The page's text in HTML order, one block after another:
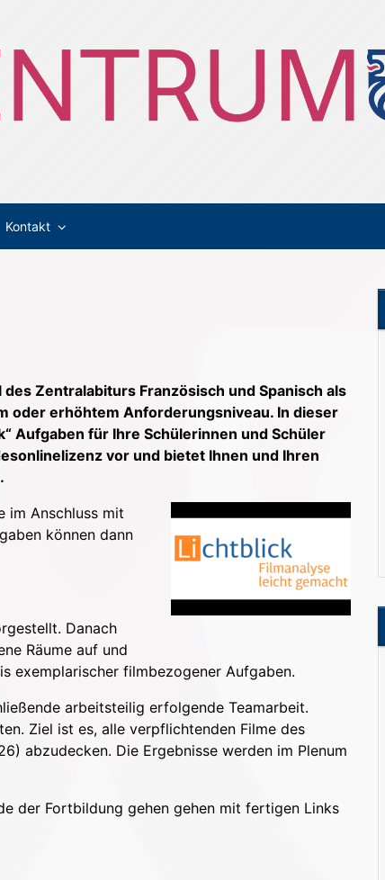
Kontakt
Zentralabiturs Französisch und Spanisch als
oder erhöhtem Anforderungsniveau. In dieser
Aufgaben für Ihre Schülerinnen und Schüler
vor und bietet Ihnen und Ihren
im Anschluss mit
können dann
Danach
Räume auf und
exemplarischer filmbezogener Aufgaben.
arbeitsteilig erfolgende Teamarbeit.
Ziel ist es, alle verpflichtenden Filme des
abzudecken. Die Ergebnisse werden im Plenum
der Fortbildung gehen gehen mit fertigen Links